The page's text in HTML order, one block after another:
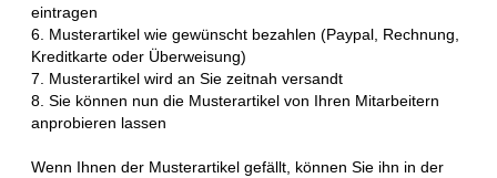
eintragen
6. Musterartikel wie gewünscht bezahlen (Paypal, Rechnung,
Kreditkarte oder Überweisung)
7. Musterartikel wird an Sie zeitnah versandt
8. Sie können nun die Musterartikel von Ihren Mitarbeitern
anprobieren lassen
Wenn Ihnen der Musterartikel gefällt, können Sie ihn in der